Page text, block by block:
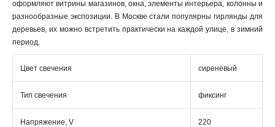
оформляют витрины магазинов, окна, элементы интерьера, колонны и
разнообразные экспозиции. В Москве стали популярны гирлянды для
деревьев, их можно встретить практически на каждой улице, в зимний
период.
Цвет свечения сиреневый
Тип свечения фиксинг
Напряжение, V 220